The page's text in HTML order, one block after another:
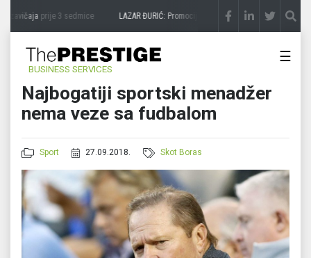
zavičajaprije 3 sedmice LAZAR ĐURIĆ: Promocija potencijal pretvara u destinaciju
BUSINESS SERVICES
☰
Najbogatiji sportski menadžer
nema veze sa fudbalom
Sport 27.09.2018. Skot Boras